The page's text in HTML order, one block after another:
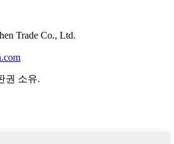
Trade Co., Ltd.
권 소유.